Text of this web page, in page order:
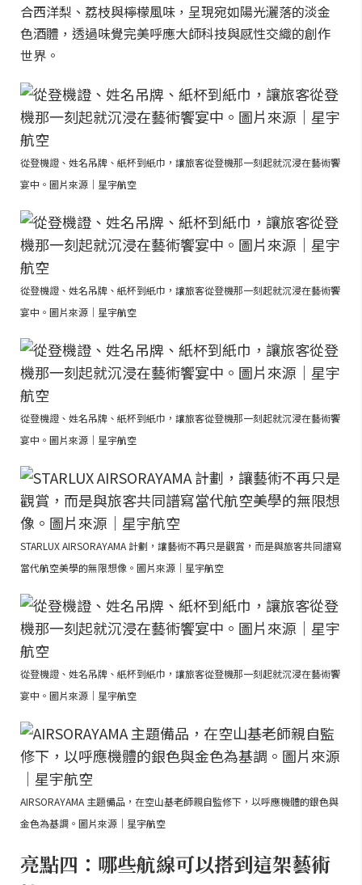
合西洋梨、荔枝與檸檬風味，呈現宛如陽光灑落的淡金
色酒體，透過味覺完美呼應大師科技與感性交織的創作
世界。
從登機證、姓名吊牌、紙杯到紙巾，讓旅客從登機那一刻起就沉浸在藝術饗
宴中。圖片來源｜星宇航空
從登機證、姓名吊牌、紙杯到紙巾，讓旅客從登機那一刻起就沉浸在藝術饗
宴中。圖片來源｜星宇航空
從登機證、姓名吊牌、紙杯到紙巾，讓旅客從登機那一刻起就沉浸在藝術饗
宴中。圖片來源｜星宇航空
STARLUX AIRSORAYAMA 計劃，讓藝術不再只是觀賞，而是與旅客共同譜寫
當代航空美學的無限想像。圖片來源｜星宇航空
從登機證、姓名吊牌、紙杯到紙巾，讓旅客從登機那一刻起就沉浸在藝術饗
宴中。圖片來源｜星宇航空
AIRSORAYAMA 主題備品，在空山基老師親自監修下，以呼應機體的銀色與
金色為基調。圖片來源｜星宇航空
亮點四：哪些航線可以搭到這架藝術